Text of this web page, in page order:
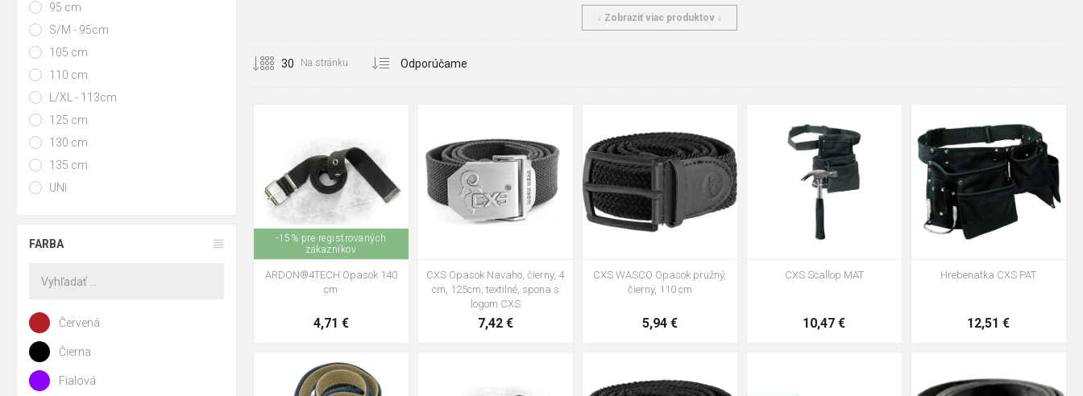
CXS WASCO Opasok
↓ Zobraziť viac produktov ↓
Na stránku
-15% pre registrovaných
zákazníkov
ARDON®4TECH Opasok 140
cm
4,71 €
CXS Opasok Navaho, čierny, 4
cm, 125cm, textilné, spona s
logom CXS
7,42 €
CXS WASCO Opasok pružný,
čierny, 110 cm
5,94 €
CXS Scallop MAT
10,47 €
Hrebenatka CXS PAT
12,51 €
105cm 135cm
černá písková navy
95 cm
S/M - 95cm
105 cm
110 cm
L/XL - 113cm
125 cm
130 cm
135 cm
UNI
FARBA
Červená
Čierna
Fialová